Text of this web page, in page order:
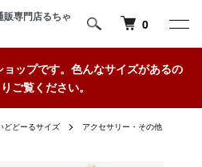
専門店るちゃ
0
ップです。色んなサイズがあるの
ご覧ください。
どどーるサイズ アクセサリー・その他